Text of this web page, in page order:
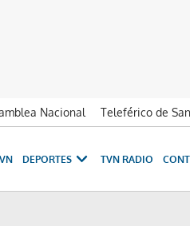
Nacional Teleférico de
DEPORTES TVN RADIO